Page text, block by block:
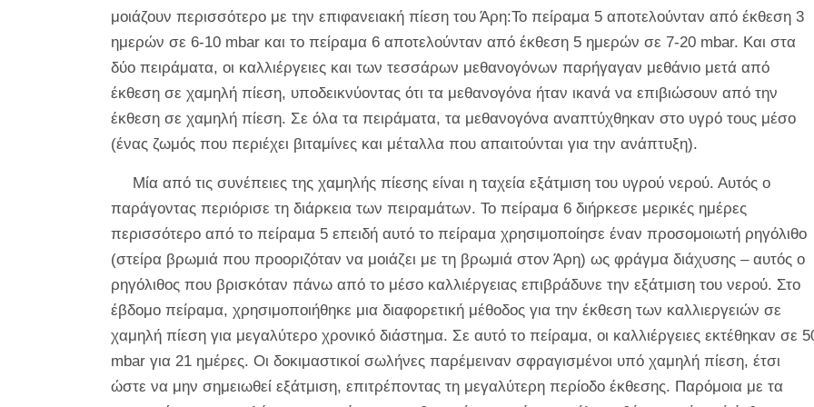
μοιάζουν περισσότερο με την επιφανειακή πίεση του Άρη:Το πείραμα 5 αποτελούνταν από έκθεση 3
ημερών σε 6-10 mbar και το πείραμα 6 αποτελούνταν από έκθεση 5 ημερών σε 7-20 mbar. Και στα
δύο πειράματα, οι καλλιέργειες και των τεσσάρων μεθανογόνων παρήγαγαν μεθάνιο μετά από
έκθεση σε χαμηλή πίεση, υποδεικνύοντας ότι τα μεθανογόνα ήταν ικανά να επιβιώσουν από την
έκθεση σε χαμηλή πίεση. Σε όλα τα πειράματα, τα μεθανογόνα αναπτύχθηκαν στο υγρό τους μέσο
(ένας ζωμός που περιέχει βιταμίνες και μέταλλα που απαιτούνται για την ανάπτυξη).
Μία από τις συνέπειες της χαμηλής πίεσης είναι η ταχεία εξάτμιση του υγρού νερού. Αυτός ο
παράγοντας περιόρισε τη διάρκεια των πειραμάτων. Το πείραμα 6 διήρκεσε μερικές ημέρες
περισσότερο από το πείραμα 5 επειδή αυτό το πείραμα χρησιμοποίησε έναν προσομοιωτή ρηγόλιθο
(στείρα βρωμιά που προοριζόταν να μοιάζει με τη βρωμιά στον Άρη) ως φράγμα διάχυσης – αυτός ο
ρηγόλιθος που βρισκόταν πάνω από το μέσο καλλιέργειας επιβράδυνε την εξάτμιση του νερού. Στο
έβδομο πείραμα, χρησιμοποιήθηκε μια διαφορετική μέθοδος για την έκθεση των καλλιεργειών σε
χαμηλή πίεση για μεγαλύτερο χρονικό διάστημα. Σε αυτό το πείραμα, οι καλλιέργειες εκτέθηκαν σε
mbar για 21 ημέρες. Οι δοκιμαστικοί σωλήνες παρέμειναν σφραγισμένοι υπό χαμηλή πίεση, έτσι
ώστε να μην σημειωθεί εξάτμιση, επιτρέποντας τη μεγαλύτερη περίοδο έκθεσης. Παρόμοια με τα